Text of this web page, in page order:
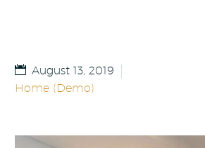
August 13, 2019
Home (Demo)